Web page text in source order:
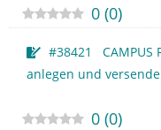
0 (0)
#38421 CAMPUS
anlegen und
0 (0)